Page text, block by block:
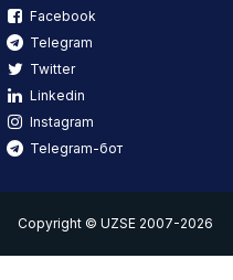
Facebook
Telegram
Twitter
Linkedin
Instagram
Telegram-бот
Copyright © UZSE 2007-2026